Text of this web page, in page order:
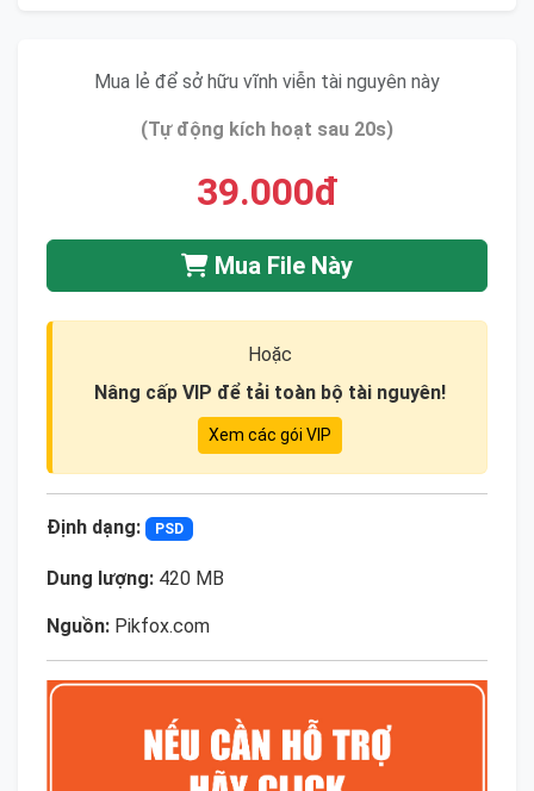
Mua lẻ để sở hữu vĩnh viễn tài nguyên này
(Tự động kích hoạt sau 20s)
39.000đ
Mua File Này
Hoặc
Nâng cấp VIP để tải toàn bộ tài nguyên!
Xem các gói VIP
Định dạng: PSD
Dung lượng: 420 MB
Nguồn: Pikfox.com